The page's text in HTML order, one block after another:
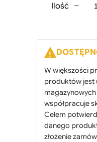
Ilość
i
ś
F
r
i
o
n
e
−
W większości
produktów jest
współpracuje
Celem
danego
złożenie